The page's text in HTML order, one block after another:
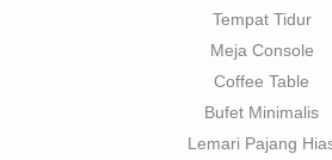
Tempat Tidur
Meja Console
Coffee Table
Bufet Minimalis
Lemari Pajang